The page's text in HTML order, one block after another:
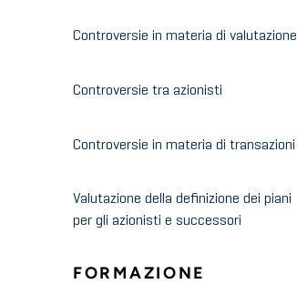
Controversie in materia di valutazione
Controversie tra azionisti
Controversie in materia di transazioni
Valutazione della definizione dei piani
per gli azionisti e successori
FORMAZIONE